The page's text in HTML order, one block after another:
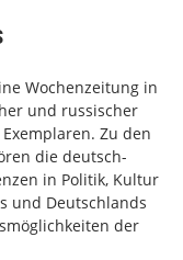
Wochenzeitung in
und russischer
Zu den
die deutsch-
in Politik, Kultur
und Deutschlands
der